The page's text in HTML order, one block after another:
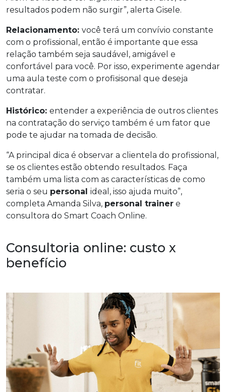
resultados podem não surgir”, alerta Gisele.
Relacionamento: você terá um convívio constante
com o profissional, então é importante que essa
relação também seja saudável, amigável e
confortável para você. Por isso, experimente agendar
uma aula teste com o profisisonal que deseja
contratar.
Histórico: entender a experiência de outros clientes
na contratação do serviço também é um fator que
pode te ajudar na tomada de decisão.
“A principal dica é observar a clientela do profissional,
se os clientes estão obtendo resultados. Faça
também uma lista com as características de como
seria o seu personal ideal, isso ajuda muito”,
completa Amanda Silva, personal trainer e
consultora do Smart Coach Online.
Consultoria online: custo x
benefício